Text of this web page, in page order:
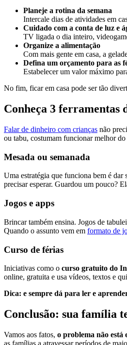
Planeje a rotina da semana
Intercale dias de atividades em
Cuidado com a conta de luz e
TV ligada o dia inteiro,
Organize a alimentação
Com mais gente em casa, a
Defina um orçamento para as
Estabelecer um valor máximo
No fim, ficar em casa pode ser tão
Conheça 3 ferramentas
Falar de dinheiro com crianças não
ou tabu, costumam funcionar melhor
Mesada ou semanada
Uma estratégia que funciona bem é dar
precisar esperar. Guardou um pouco?
Jogos e apps
Brincar também ensina. Jogos de
Quando o assunto vem em formato de
Curso de férias
Iniciativas como o curso gratuito do
online, gratuita e usa vídeos, textos e
Dica: e sempre dá para ler e
Conclusão: sua família
Vamos aos fatos, o problema não está
as famílias a atravessar períodos de